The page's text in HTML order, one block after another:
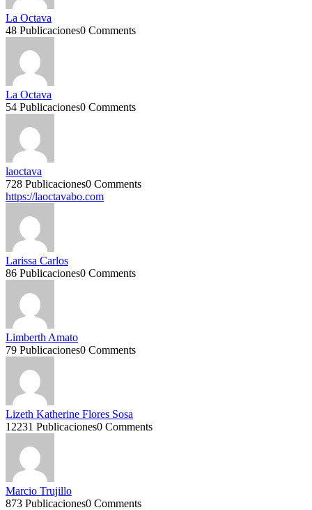
La Octava
48 Publicaciones0 Comments
La Octava
54 Publicaciones0 Comments
laoctava
728 Publicaciones0 Comments
https://laoctavabo.com
Larissa Carlos
86 Publicaciones0 Comments
Limberth Amato
79 Publicaciones0 Comments
Lizeth Katherine Flores Sosa
12231 Publicaciones0 Comments
Marcio Trujillo
873 Publicaciones0 Comments